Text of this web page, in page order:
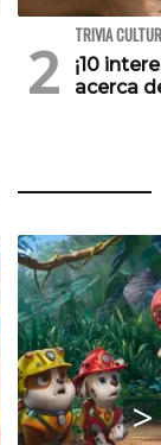
TRIVIA
¡10
acerca